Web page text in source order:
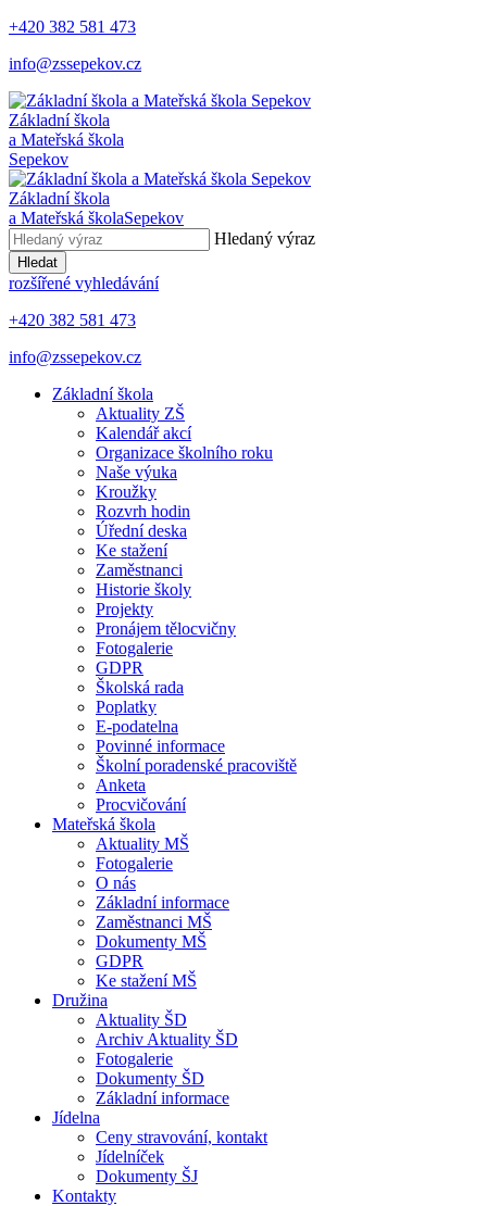
+420 382 581 473
info@zssepekov.cz
Základní škola
a Mateřská škola
Sepekov
Základní škola
a Mateřská školaSepekov
Hledaný výraz
Hledat
rozšířené vyhledávání
+420 382 581 473
info@zssepekov.cz
Základní škola
Aktuality ZŠ
Kalendář akcí
Organizace školního roku
Naše výuka
Kroužky
Rozvrh hodin
Úřední deska
Ke stažení
Zaměstnanci
Historie školy
Projekty
Pronájem tělocvičny
Fotogalerie
GDPR
Školská rada
Poplatky
E-podatelna
Povinné informace
Školní poradenské pracoviště
Anketa
Procvičování
Mateřská škola
Aktuality MŠ
Fotogalerie
O nás
Základní informace
Zaměstnanci MŠ
Dokumenty MŠ
GDPR
Ke stažení MŠ
Družina
Aktuality ŠD
Archiv Aktuality ŠD
Fotogalerie
Dokumenty ŠD
Základní informace
Jídelna
Ceny stravování, kontakt
Jídelníček
Dokumenty ŠJ
Kontakty